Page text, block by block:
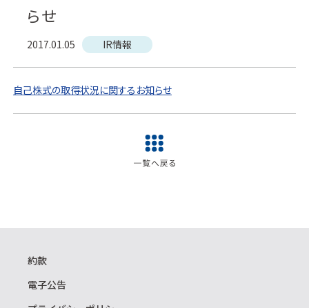
らせ
2017.01.05 IR情報
自己株式の取得状況に関するお知らせ
約款
電子公告